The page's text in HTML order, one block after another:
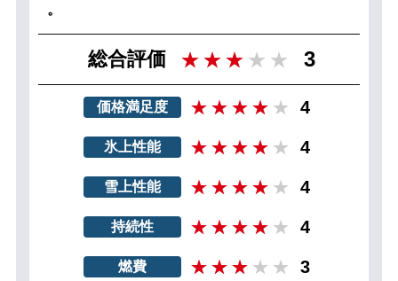
。
総合評価 3
価格満足度 4
氷上性能 4
雪上性能 4
持続性 4
燃費 3